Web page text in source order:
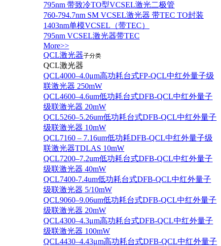
795nm 带致冷TO型VCSEL激光二极管
760-794.7nm SM VCSEL激光器 带TEC TO封装
1403nm单模VCSEL（带TEC）
795nm VCSEL激光器带TEC
More>>
QCL激光器子分类
QCL激光器
QCL4000–4.0μm高功耗台式FP-QCL中红外量子级
联激光器 250mW
QCL4600–4.6um低功耗台式DFB-QCL中红外量子
级联激光器 20mW
QCL5260–5.26um低功耗台式DFB-QCL中红外量子
级联激光器 10mW
QCL7160 – 7.16um低功耗DFB-QCL中红外量子级
联激光器TDLAS 10mW
QCL7200–7.2um低功耗台式DFB-QCL中红外量子
级联激光器 40mW
QCL7400-7.4um低功耗台式DFB-QCL中红外量子
级联激光器 5/10mW
QCL9060–9.06um低功耗台式DFB-QCL中红外量子
级联激光器 20mW
QCL4300–4.3μm高功耗台式DFB-QCL中红外量子
级联激光器 100mW
QCL4430–4.43μm高功耗台式DFB-QCL中红外量子